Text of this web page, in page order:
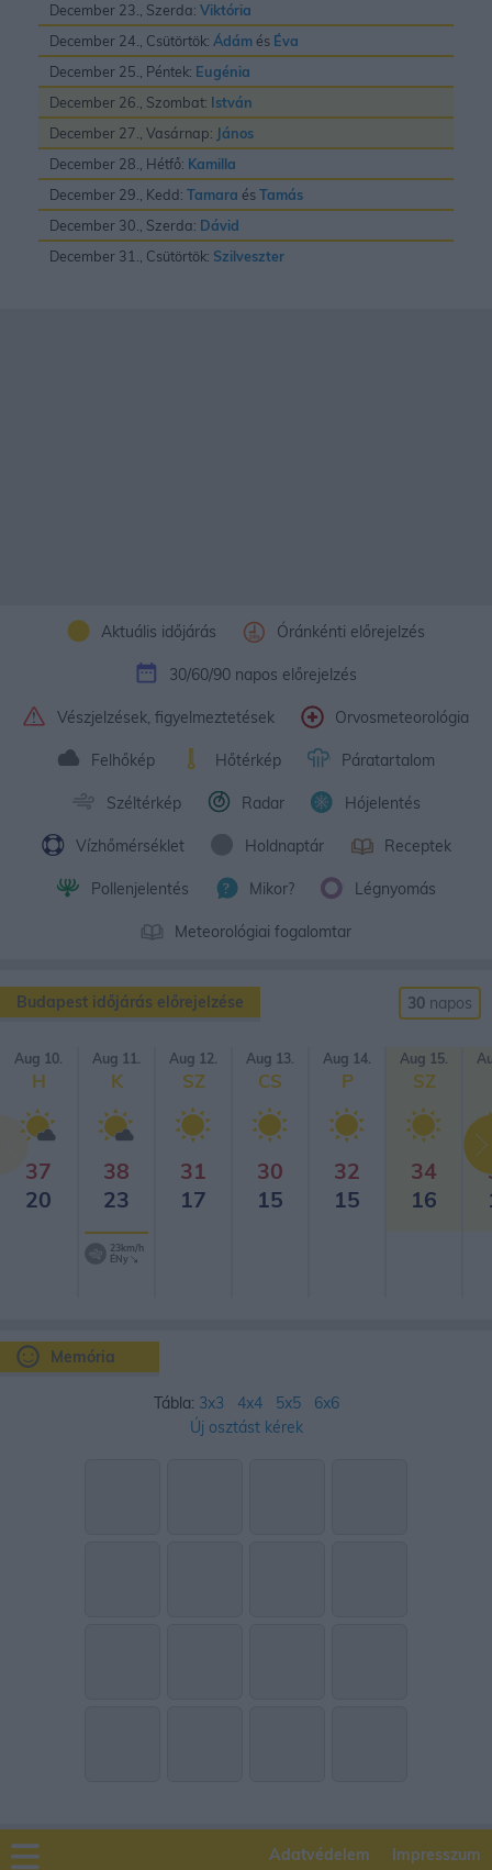
December 23., Szerda: Viktória
December 24., Csütörtök: Ádám és Éva
December 25., Péntek: Eugénia
December 26., Szombat: István
December 27., Vasárnap: János
December 28., Hétfő: Kamilla
December 29., Kedd: Tamara ésTamás
December 30., Szerda: Dávid
December 31., Csütörtök: Szilveszter
Aktuális időjárás Óránkénti előrejelzés
30/60/90 napos előrejelzés
Vészjelzések, figyelmeztetések Orvosmeteorológia
Felhőkép Hőtérkép Páratartalom
Széltérkép Radar Hójelentés
Vízhőmérséklet Holdnaptár Receptek
Pollenjelentés Mikor? Légnyomás
Meteorológiai fogalomtar
Budapest időjárás előrejelzése 30 napos
Aug 10.
H
37
20
Aug 11.
K
38
23
23km/h
ÉNy
Aug 12.
SZ
31
17
Aug 13.
CS
30
15
Aug 14.
P
32
15
Aug 15.
SZ
34
16
Memória
Tábla: 3x3 4x4 5x5
6x6
Új osztást kérek
Adatvédelem Impresszum